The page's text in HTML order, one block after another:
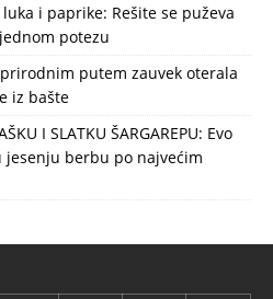
i paprike: Rešite se puževa
potezu
putem zauvek oterala
iz bašte
I SLATKU ŠARGAREPU: Evo
jesenju berbu po najvećim